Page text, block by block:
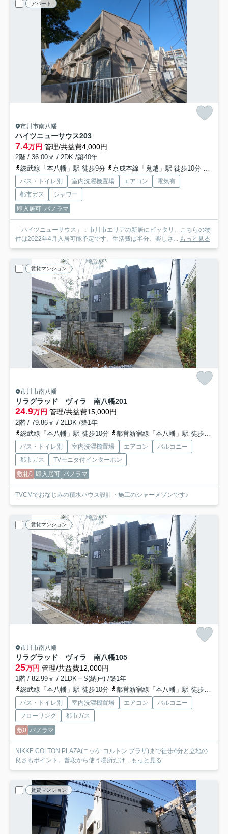
アパート
市川市南八幡
ハイツニューサウス203
7.4万円 管理/共益費4,000円
2階 / 36.00㎡ / 2DK /築40年
総武線「本八幡」駅 徒歩9分
京成本線「鬼越」駅 徒歩10分 都営
バス・トイレ別 室内洗濯機置場 エアコン
電気有
都市ガス
シャワー
即入居可 パノラマ
「ハイツニューサウス」：市川市エリアの新居にピッタリ。こちらの物
件は2022年4月入居可能予定です。生活費は半分、楽しさ... もっと見る
賃貸マンション
市川市南八幡
リラグラッド ヴィラ 南八幡201
24.9万円 管理/共益費15,000円
2階 / 79.86㎡ / 2LDK /築1年
総武線「本八幡」駅 徒歩10分
都営新宿線「本八幡」駅 徒歩14分
バス・トイレ別 室内洗濯機置場 エアコン
バルコニー
都市ガス
TVモニタ付インターホン
敷礼0 即入居可 パノラマ
TVCMでおなじみの積水ハウス設計・施工のシャーメゾンです♪
賃貸マンション
市川市南八幡
リラグラッド ヴィラ 南八幡105
25万円 管理/共益費12,000円
1階 / 82.99㎡ / 2LDK＋S(納戸) /築1年
総武線「本八幡」駅 徒歩10分
都営新宿線「本八幡」駅 徒歩14分
バス・トイレ別 室内洗濯機置場 エアコン
バルコニー
フローリング
都市ガス
敷0 パノラマ
NIKKE COLTON PLAZA(ニッケ コルトン プラザ)まで徒歩4分と立地の
良さもポイント。普段から使う場所だけ... もっと見る
賃貸マンション